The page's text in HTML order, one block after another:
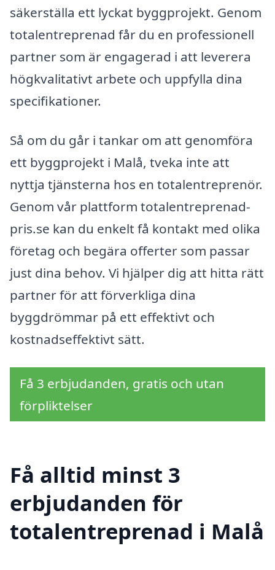
säkerställa ett lyckat byggprojekt. Genom
totalentreprenad får du en professionell
partner som är engagerad i att leverera
högkvalitativt arbete och uppfylla dina
specifikationer.
Så om du går i tankar om att genomföra
ett byggprojekt i Malå, tveka inte att
nyttja tjänsterna hos en totalentreprenör.
Genom vår plattform totalentreprenad-
pris.se kan du enkelt få kontakt med olika
företag och begära offerter som passar
just dina behov. Vi hjälper dig att hitta rätt
partner för att förverkliga dina
byggdrömmar på ett effektivt och
kostnadseffektivt sätt.
Få 3 erbjudanden, gratis och utan
förpliktelser
Få alltid minst 3
erbjudanden för
totalentreprenad i Malå